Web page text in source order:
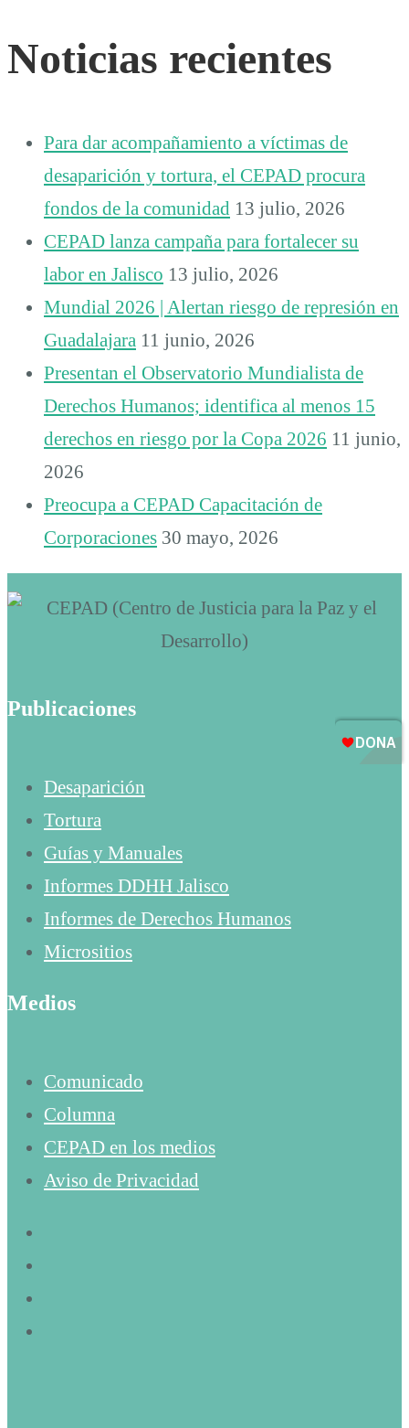
Noticias recientes
Para dar acompañamiento a víctimas de
desaparición y tortura, el CEPAD procura
fondos de la comunidad 13 julio, 2026
CEPAD lanza campaña para fortalecer su
labor en Jalisco 13 julio, 2026
Mundial 2026 | Alertan riesgo de represión en
Guadalajara 11 junio, 2026
Presentan el Observatorio Mundialista de
Derechos Humanos; identifica al menos 15
derechos en riesgo por la Copa 2026 11 junio,
2026
Preocupa a CEPAD Capacitación de
Corporaciones 30 mayo, 2026
Publicaciones
Desaparición
Tortura
Guías y Manuales
Informes DDHH Jalisco
Informes de Derechos Humanos
Micrositios
Medios
Comunicado
Columna
CEPAD en los medios
Aviso de Privacidad